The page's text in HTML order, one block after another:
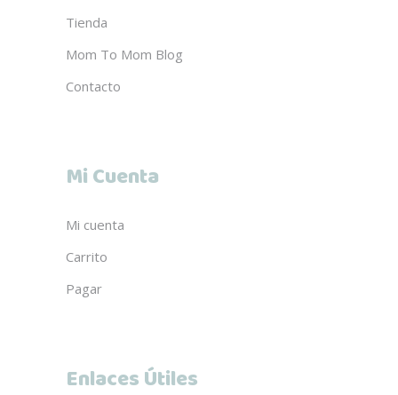
Tienda
Mom To Mom Blog
Contacto
Mi Cuenta
Mi cuenta
Carrito
Pagar
Enlaces Útiles